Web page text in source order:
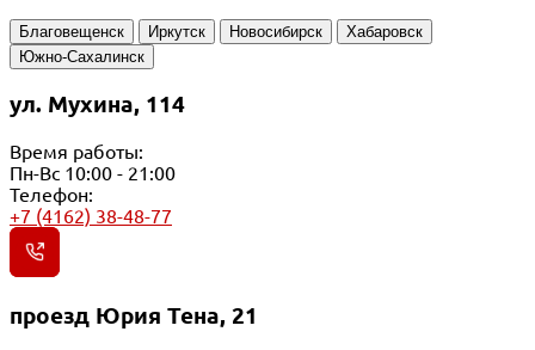
Благовещенск Иркутск Новосибирск
Хабаровск
Южно-Сахалинск
ул. Мухина, 114
Время работы:
Пн-Вс 10:00 - 21:00
Телефон:
+7 (4162) 38-48-77
проезд Юрия Тена, 21